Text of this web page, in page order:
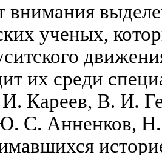
внимания
ученых,
их среди
Кареев, В. И.
С. Анненков,